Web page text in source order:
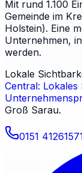
Mit rund 1.100
Gemeinde im
Holstein). Eine
Unternehmen,
werden.
Lokale
Central: Lokales
Groß Sarau.
0151